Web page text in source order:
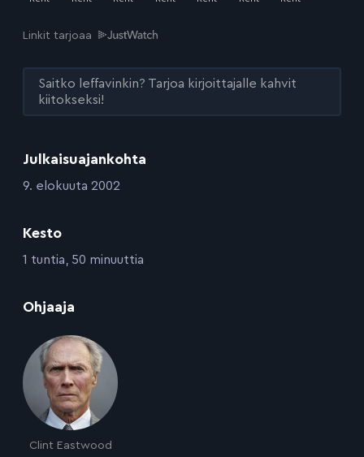
Julkaisuajankohta
:9. elokuuta 2002
Kesto
:1 tuntia, 50 minuuttia
Ohjaaja
Clint Eastwood
Linkit tarjoaa
Saitko leffavinkin? Tarjoa kirjoittajalle kahvit
kiitokseksi!